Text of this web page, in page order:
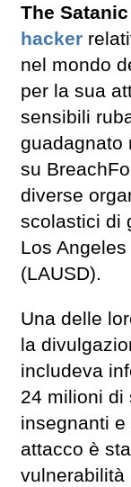
The
hacker
nel mondo
per la sua
sensibili
guadagnato
su
diverse
scolastici di
Los
(LAUSD).
Una delle
la
includeva
24 milioni di
insegnanti
attacco è
vulnerabilità